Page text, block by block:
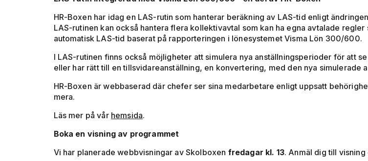
HR-Boxen har idag en LAS-rutin som hanterar beräkning av LAS-tid enligt
LAS-rutinen kan också hantera flera kollektivavtal som kan ha egna avtalade
automatisk LAS-tid baserat på rapporteringen i lönesystemet Visma Lön 300/600.
I LAS-rutinen finns också möjligheter att simulera nya anställningsperioder för att
eller har rätt till en tillsvidareanställning, en konvertering, med den nya simulerade
HR-Boxen är webbaserad där chefer ser sina medarbetare enligt uppsatt
mera.
Läs mer på vår hemsida.
Boka en visning av programmet
Vi har planerade webbvisningar av Skolboxen fredagar kl. 13. Anmäl dig till